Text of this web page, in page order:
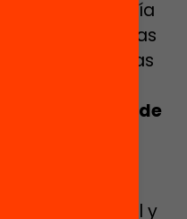
. Además, habría
al perfil, las
de las personas
mentoría.
la función de
en acoger y
adiestrar, y
evaluación final y